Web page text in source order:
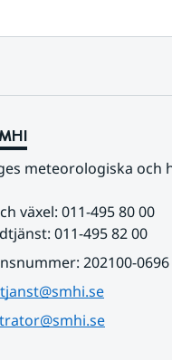
meteorologiska och
växel: 011-495 80 00
011-495 82 00
202100-0696